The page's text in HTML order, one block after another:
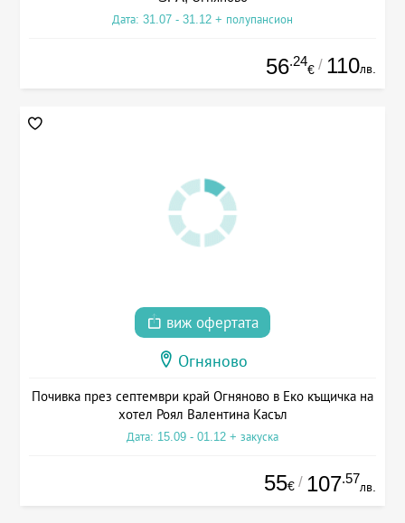
Дата: 31.07 - 31.12 + полупансион
56.24
€ / 110лв.
виж офертата
Огняново
Почивка през септември край Огняново в Еко къщичка на
хотел Роял Валентина Касъл
Дата: 15.09 - 01.12 + закуска
55€ / 107.57
лв.